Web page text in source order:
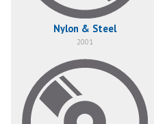
Nylon & Steel
2001